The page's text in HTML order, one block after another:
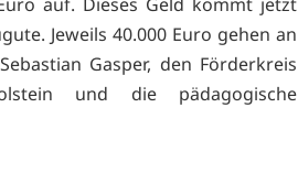
Jeweils 40.000 Euro gehen an
Gasper, den Förderkreis
und die pädagogische